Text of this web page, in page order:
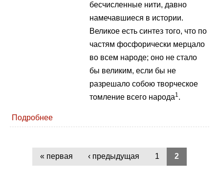
бесчисленные нити, давно
намечавшиеся в истории.
Великое есть синтез того, что по
частям фосфорически мерцало
во всем народе; оно не стало
бы великим, если бы не
разрешало собою творческое
томление всего народа1.
Подробнее
« первая ‹ предыдущая 1 2